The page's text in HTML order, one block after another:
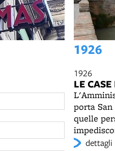
1926
1926
LE
porta
quelle
risolvono
dettagli